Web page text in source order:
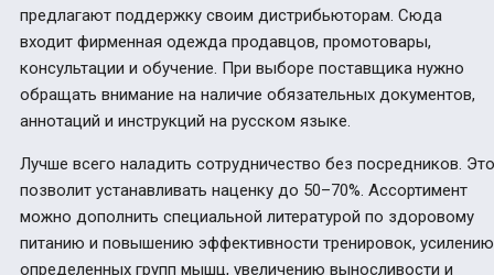
предлагают поддержку своим дистрибьюторам. Сюда
входит фирменная одежда продавцов, промотовары,
консультации и обучение. При выборе поставщика нужно
обращать внимание на наличие обязательных документов,
аннотаций и инструкций на русском языке.
Лучше всего наладить сотрудничество без посредников. Это
позволит устанавливать наценку до 50–70%. Ассортимент
можно дополнить специальной литературой по здоровому
питанию и повышению эффективности тренировок, усилению
определенных групп мышц, увеличению выносливости и